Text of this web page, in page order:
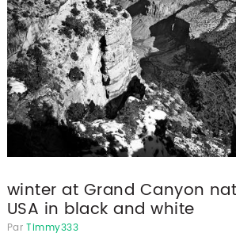
winter at Grand Canyon
USA in black and white
Par Timmy333